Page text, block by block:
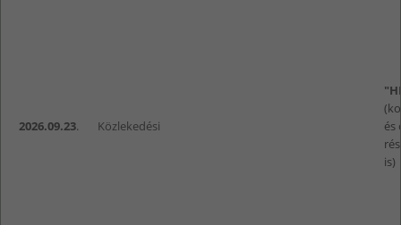
2026.09.23. Közlekedési
és
is)